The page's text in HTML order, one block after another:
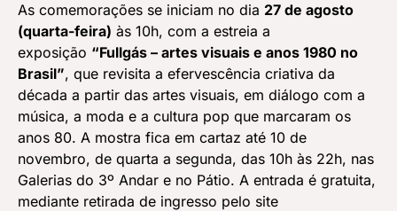
As comemorações se iniciam no dia 27 de agosto
(quarta-feira) às 10h, com a estreia a
exposição “Fullgás – artes visuais e anos 1980 no
Brasil”, que revisita a efervescência criativa da
década a partir das artes visuais, em diálogo com a
música, a moda e a cultura pop que marcaram os
anos 80. A mostra fica em cartaz até 10 de
novembro, de quarta a segunda, das 10h às 22h, nas
Galerias do 3º Andar e no Pátio. A entrada é gratuita,
mediante retirada de ingresso pelo site